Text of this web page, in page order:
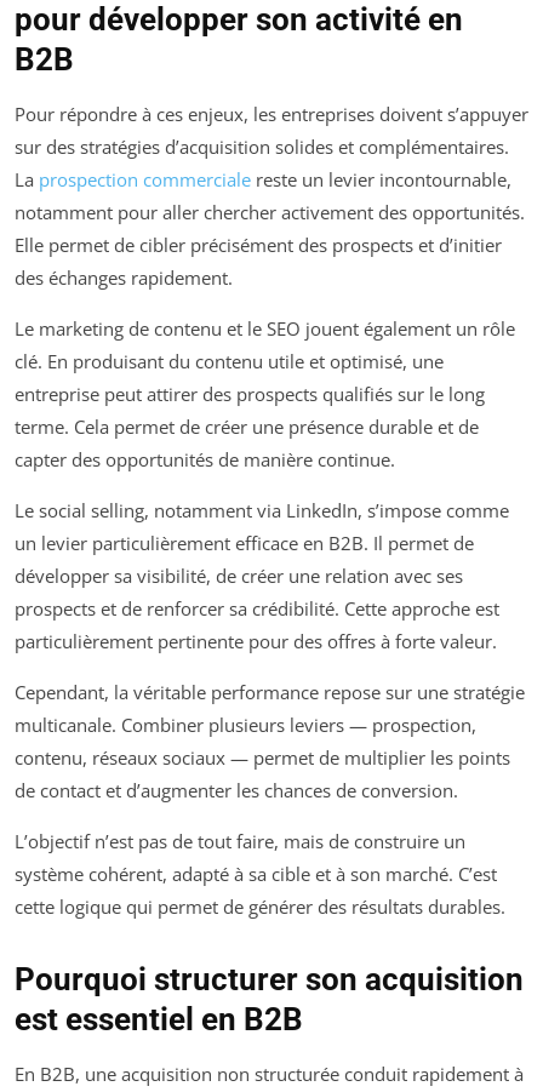
pour développer son activité en
B2B
Pour répondre à ces enjeux, les entreprises doivent s’appuyer
sur des stratégies d’acquisition solides et complémentaires.
La prospection commerciale reste un levier incontournable,
notamment pour aller chercher activement des opportunités.
Elle permet de cibler précisément des prospects et d’initier
des échanges rapidement.
Le marketing de contenu et le SEO jouent également un rôle
clé. En produisant du contenu utile et optimisé, une
entreprise peut attirer des prospects qualifiés sur le long
terme. Cela permet de créer une présence durable et de
capter des opportunités de manière continue.
Le social selling, notamment via LinkedIn, s’impose comme
un levier particulièrement efficace en B2B. Il permet de
développer sa visibilité, de créer une relation avec ses
prospects et de renforcer sa crédibilité. Cette approche est
particulièrement pertinente pour des offres à forte valeur.
Cependant, la véritable performance repose sur une stratégie
multicanale. Combiner plusieurs leviers — prospection,
contenu, réseaux sociaux — permet de multiplier les points
de contact et d’augmenter les chances de conversion.
L’objectif n’est pas de tout faire, mais de construire un
système cohérent, adapté à sa cible et à son marché. C’est
cette logique qui permet de générer des résultats durables.
Pourquoi structurer son acquisition
est essentiel en B2B
En B2B, une acquisition non structurée conduit rapidement à